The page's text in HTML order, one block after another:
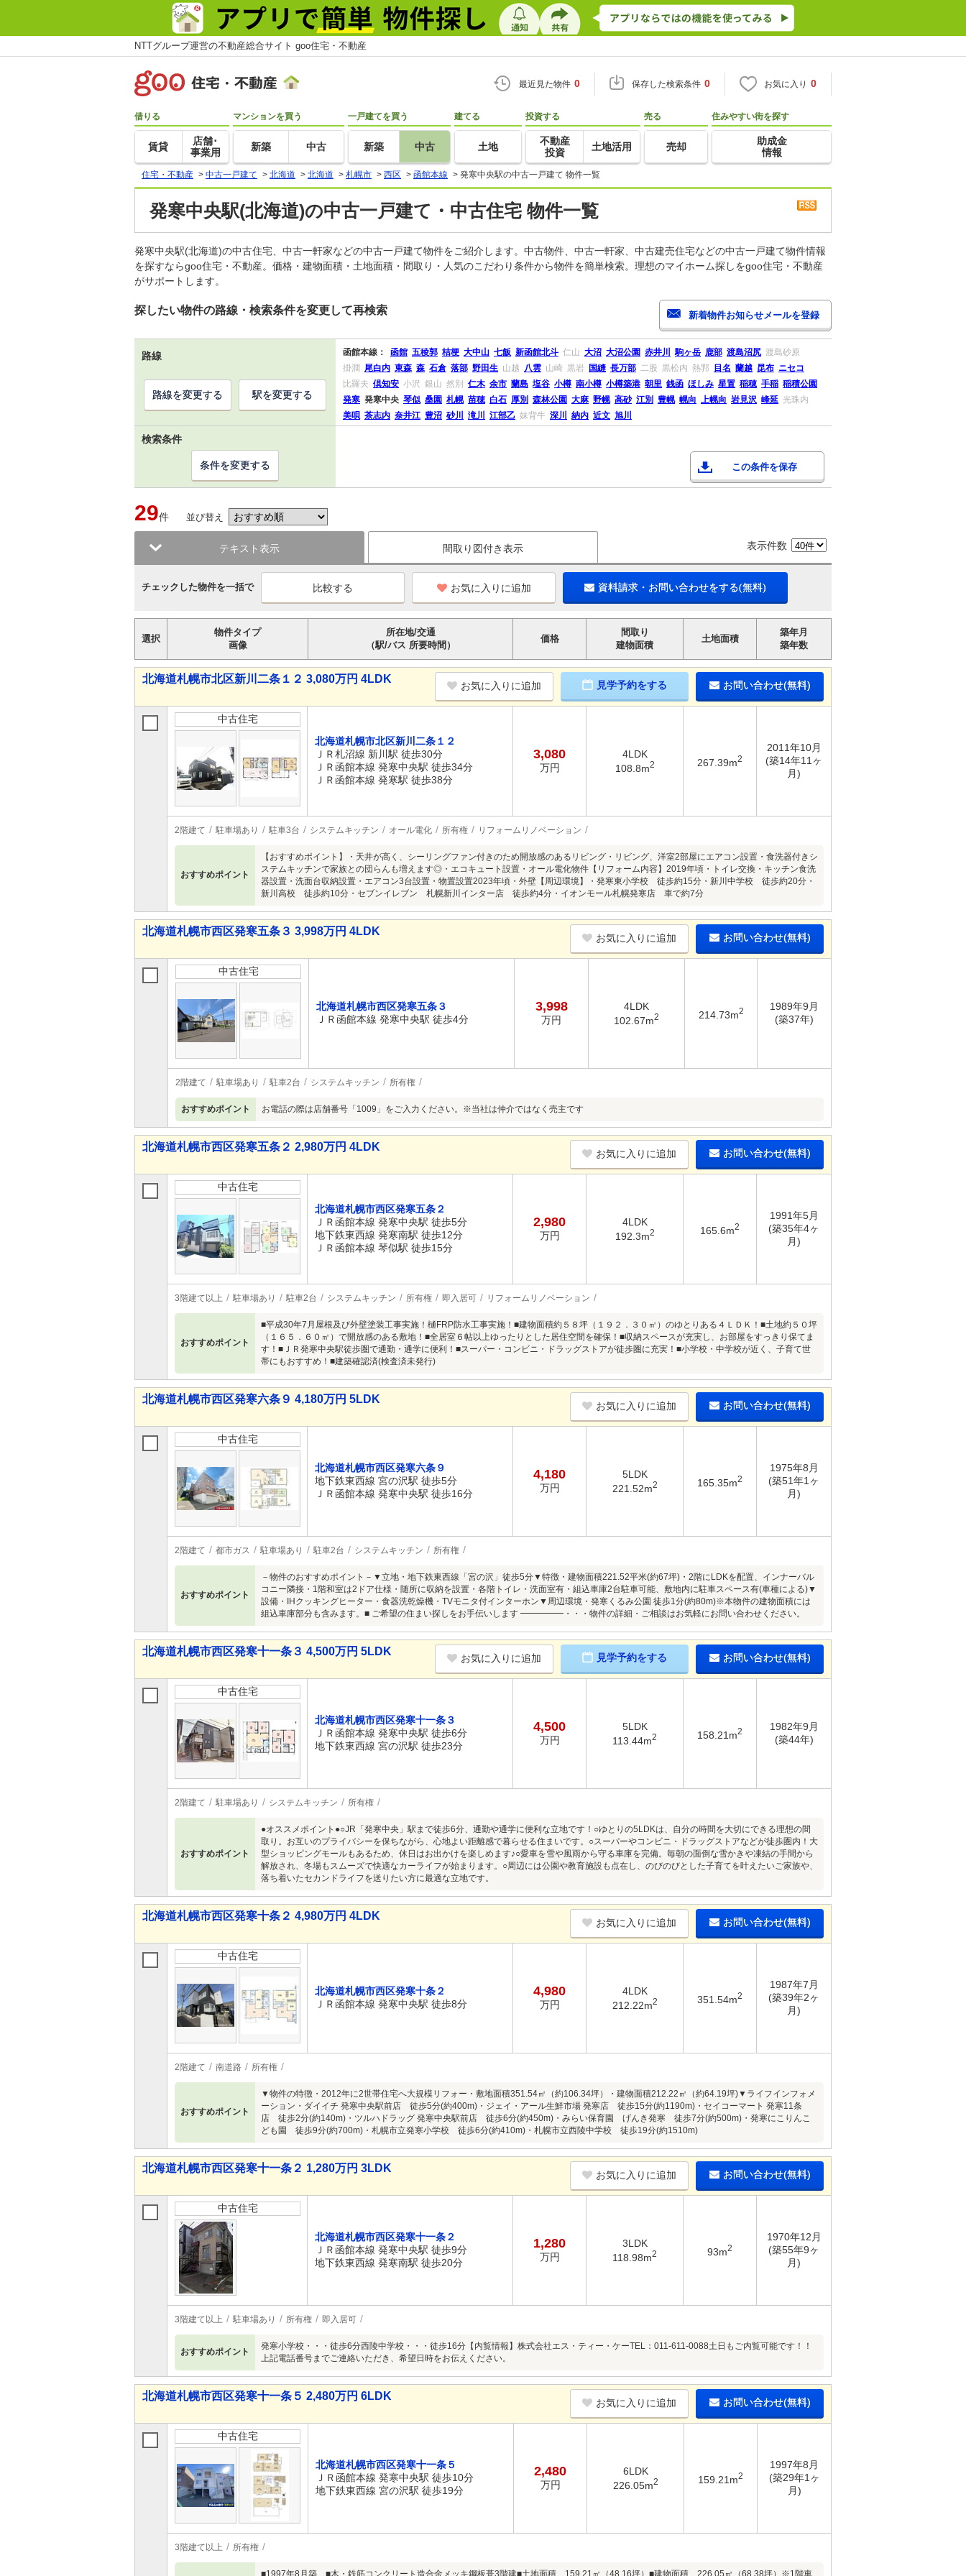
NTTグループ運営の不動産総合サイト goo住宅・不動産
最近見た物件 0 保存した検索条件 0 お気に入り 0
借りる
賃貸
店舗･
事業用
マンションを買う
新築 中古
一戸建てを買う
新築 中古
建てる
土地
投資する
不動産
投資
土地活用
売る
売却
住みやすい街を探す
助成金
情報
住宅・不動産 > 中古一戸建て > 北海道 > 北海道 > 札幌市 > 西区 > 函館本線 > 発寒中央駅の中古一戸建て 物件一覧
発寒中央駅(北海道)の中古一戸建て・中古住宅 物件一覧
発寒中央駅(北海道)の中古住宅、中古一軒家などの中古一戸建て物件をご紹介します。中古物件、中古一軒家、中古建売住宅などの中古一戸建て物件情報
を探すならgoo住宅・不動産。価格・建物面積・土地面積・間取り・人気のこだわり条件から物件を簡単検索。理想のマイホーム探しをgoo住宅・不動産
がサポートします。
探したい物件の路線・検索条件を変更して再検索
路線 函館本線： 函館 五稜郭 桔梗 大中山 七飯 新函館北斗 仁山 大沼 大沼公園 赤井川 駒ヶ岳 鹿部 渡島沼尻 渡島砂原
掛澗
尾白内 東森 森 石倉 落部 野田生 山越 八雲 山崎 黒岩 国縫 長万部 二股 黒松内 熱郛 目名 蘭越 昆布 ニセコ
比羅夫 倶知安 小沢 銀山 然別 仁木 余市 蘭島 塩谷 小樽 南小樽 小樽築港 朝里 銭函 ほしみ 星置 稲穂 手稲 稲積公園
発寒 発寒中央 琴似 桑園 札幌 苗穂 白石 厚別 森林公園 大麻 野幌 高砂 江別 豊幌 幌向 上幌向 岩見沢 峰延 光珠内
美唄 茶志内 奈井江 豊沼 砂川 滝川 江部乙 妹背牛 深川 納内 近文 旭川
路線を変更する 駅を変更する
検索条件
この条件を保存
条件を変更する
29件 並び替え
テキスト表示 間取り図付き表示 表示件数
チェックした物件を一括で お気に入りに追加 資料請求・お問い合わせをする(無料)
選択
物件タイプ
画像
所在地/交通
（駅/バス 所要時間）
価格
間取り
建物面積
土地面積
築年月
築年数
北海道札幌市北区新川二条１２ 3,080万円 4LDK
お気に入りに追加 見学予約をする お問い合わせ(無料)
中古住宅
北海道札幌市北区新川二条１２
ＪＲ札沼線 新川駅 徒歩30分
ＪＲ函館本線 発寒中央駅 徒歩34分
ＪＲ函館本線 発寒駅 徒歩38分
3,080
万円
4LDK
108.8m2 267.39m2
2011年10月
(築14年11ヶ
月)
2階建て 駐車場あり 駐車3台 システムキッチン オール電化 所有権 リフォームリノベーション
おすすめポイント
【おすすめポイント】・天井が高く、シーリングファン付きのため開放感のあるリビング・リビング、洋室2部屋にエアコン設置・食洗器付きシ
ステムキッチンで家族との団らんも増えます◎・エコキュート設置・オール電化物件【リフォーム内容】2019年頃・トイレ交換・キッチン食洗
器設置・洗面台収納設置・エアコン3台設置・物置設置2023年頃・外壁【周辺環境】・発寒東小学校 徒歩約15分・新川中学校 徒歩約20分・
新川高校 徒歩約10分・セブンイレブン 札幌新川インター店 徒歩約4分・イオンモール札幌発寒店 車で約7分
北海道札幌市西区発寒五条３ 3,998万円 4LDK
お気に入りに追加 お問い合わせ(無料)
中古住宅
北海道札幌市西区発寒五条３
ＪＲ函館本線 発寒中央駅 徒歩4分
3,998
万円
4LDK
102.67m2 214.73m2
1989年9月
(築37年)
2階建て 駐車場あり 駐車2台 システムキッチン 所有権
おすすめポイント お電話の際は店舗番号「1009」をご入力ください。※当社は仲介ではなく売主です
北海道札幌市西区発寒五条２ 2,980万円 4LDK
お気に入りに追加 お問い合わせ(無料)
中古住宅
北海道札幌市西区発寒五条２
ＪＲ函館本線 発寒中央駅 徒歩5分
地下鉄東西線 発寒南駅 徒歩12分
ＪＲ函館本線 琴似駅 徒歩15分
2,980
万円
4LDK
192.3m2 165.6m2
1991年5月
(築35年4ヶ
月)
3階建て以上 駐車場あり 駐車2台 システムキッチン 所有権 即入居可 リフォームリノベーション
おすすめポイント
■平成30年7月屋根及び外壁塗装工事実施！樋FRP防水工事実施！■建物面積約５８坪（１９２．３０㎡）のゆとりある４ＬＤＫ！■土地約５０坪
（１６５．６０㎡）で開放感のある敷地！■全居室６帖以上ゆったりとした居住空間を確保！■収納スペースが充実し、お部屋をすっきり保てま
す！■ＪＲ発寒中央駅徒歩圏で通勤・通学に便利！■スーパー・コンビニ・ドラッグストアが徒歩圏に充実！■小学校・中学校が近く、子育て世
帯にもおすすめ！■建築確認済(検査済未発行)
北海道札幌市西区発寒六条９ 4,180万円 5LDK
お気に入りに追加 お問い合わせ(無料)
中古住宅
北海道札幌市西区発寒六条９
地下鉄東西線 宮の沢駅 徒歩5分
ＪＲ函館本線 発寒中央駅 徒歩16分
4,180
万円
5LDK
221.52m2 165.35m2
1975年8月
(築51年1ヶ
月)
2階建て 都市ガス 駐車場あり 駐車2台 システムキッチン 所有権
おすすめポイント
－物件のおすすめポイント－▼立地・地下鉄東西線「宮の沢」徒歩5分▼特徴・建物面積221.52平米(約67坪)・2階にLDKを配置、インナーバル
コニー隣接・1階和室は2ドア仕様・随所に収納を設置・各階トイレ・洗面室有・組込車庫2台駐車可能、敷地内に駐車スペース有(車種による)▼
設備・IHクッキングヒーター・食器洗乾燥機・TVモニタ付インターホン▼周辺環境・発寒くるみ公園 徒歩1分(約80m)※本物件の建物面積には
組込車庫部分も含みます。■ ご希望の住まい探しをお手伝いします ━━━━━・・・物件の詳細・ご相談はお気軽にお問い合わせください。
北海道札幌市西区発寒十一条３ 4,500万円 5LDK
お気に入りに追加 見学予約をする お問い合わせ(無料)
中古住宅
北海道札幌市西区発寒十一条３
ＪＲ函館本線 発寒中央駅 徒歩6分
地下鉄東西線 宮の沢駅 徒歩23分
4,500
万円
5LDK
113.44m2 158.21m2
1982年9月
(築44年)
2階建て 駐車場あり システムキッチン 所有権
おすすめポイント
●オススメポイント●○JR「発寒中央」駅まで徒歩6分、通勤や通学に便利な立地です！○ゆとりの5LDKは、自分の時間を大切にできる理想の間
取り。お互いのプライバシーを保ちながら、心地よい距離感で暮らせる住まいです。○スーパーやコンビニ・ドラッグストアなどが徒歩圏内！大
型ショッピングモールもあるため、休日はお出かけを楽しめます♪○愛車を雪や風雨から守る車庫を完備。毎朝の面倒な雪かきや凍結の手間から
解放され、冬場もスムーズで快適なカーライフが始まります。○周辺には公園や教育施設も点在し、のびのびとした子育てを叶えたいご家族や、
落ち着いたセカンドライフを送りたい方に最適な立地です。
北海道札幌市西区発寒十条２ 4,980万円 4LDK
お気に入りに追加 お問い合わせ(無料)
中古住宅
北海道札幌市西区発寒十条２
ＪＲ函館本線 発寒中央駅 徒歩8分
4,980
万円
4LDK
212.22m2 351.54m2
1987年7月
(築39年2ヶ
月)
2階建て 南道路 所有権
おすすめポイント
▼物件の特徴・2012年に2世帯住宅へ大規模リフォー・敷地面積351.54㎡（約106.34坪）・建物面積212.22㎡（約64.19坪)▼ライフインフォメ
ーション・ダイイチ 発寒中央駅前店 徒歩5分(約400m)・ジェイ・アール生鮮市場 発寒店 徒歩15分(約1190m)・セイコーマート 発寒11条
店 徒歩2分(約140m)・ツルハドラッグ 発寒中央駅前店 徒歩6分(約450m)・みらい保育園 げんき発寒 徒歩7分(約500m)・発寒にこりんこ
ども園 徒歩9分(約700m)・札幌市立発寒小学校 徒歩6分(約410m)・札幌市立西陵中学校 徒歩19分(約1510m)
北海道札幌市西区発寒十一条２ 1,280万円 3LDK
お気に入りに追加 お問い合わせ(無料)
中古住宅
北海道札幌市西区発寒十一条２
ＪＲ函館本線 発寒中央駅 徒歩9分
地下鉄東西線 発寒南駅 徒歩20分
1,280
万円
3LDK
118.98m2 93m2
1970年12月
(築55年9ヶ
月)
3階建て以上 駐車場あり 所有権 即入居可
おすすめポイント
発寒小学校・・・徒歩6分西陵中学校・・・徒歩16分【内覧情報】株式会社エス・ティー・ケーTEL：011-611-0088土日もご内覧可能です！！
上記電話番号までご連絡いただき、希望日時をお伝えください。
北海道札幌市西区発寒十一条５ 2,480万円 6LDK
お気に入りに追加 お問い合わせ(無料)
中古住宅
北海道札幌市西区発寒十一条５
ＪＲ函館本線 発寒中央駅 徒歩10分
地下鉄東西線 宮の沢駅 徒歩19分
2,480
万円
6LDK
226.05m2 159.21m2
1997年8月
(築29年1ヶ
月)
3階建て以上 所有権
■1997年8月築 ■木・鉄筋コンクリート造合金メッキ鋼板葺3階建■土地面積 159.21㎡（48.16坪）■建物面積 226.05㎡（68.38坪）※1階車